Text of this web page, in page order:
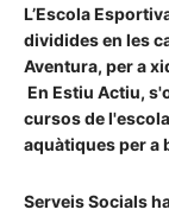
L’Escola
dividides en les
Aventura, per a
En Estiu Actiu,
cursos de
aquàtiques per a
Serveis Socials